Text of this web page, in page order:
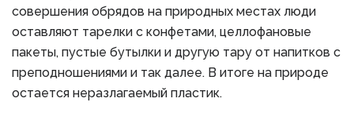
совершения обрядов на природных местах люди
оставляют тарелки с конфетами, целлофановые
пакеты, пустые бутылки и другую тару от напитков с
преподношениями и так далее. В итоге на природе
остается неразлагаемый пластик.